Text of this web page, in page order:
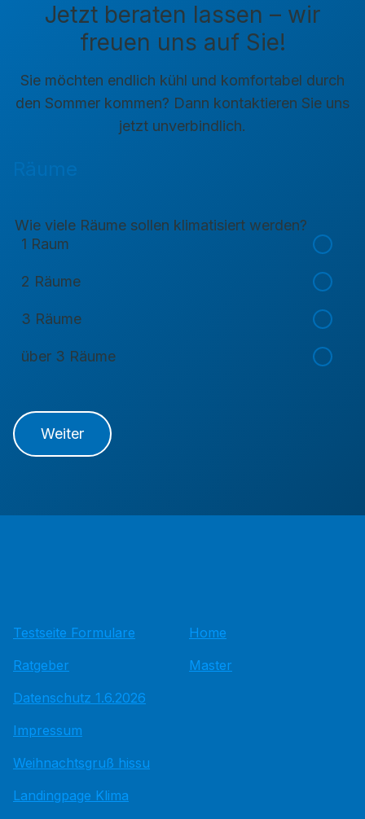
Jetzt beraten lassen – wir
freuen uns auf Sie!
Sie möchten endlich kühl und komfortabel durch
den Sommer kommen? Dann kontaktieren Sie uns
jetzt unverbindlich.
Wie viele Räume sollen klimatisiert werden?
1 Raum
2 Räume
3 Räume
über 3 Räume
Weiter
Testseite Formulare
Ratgeber
Datenschutz 1.6.2026
Impressum
Weihnachtsgruß hissu
Landingpage Klima
Home
Master